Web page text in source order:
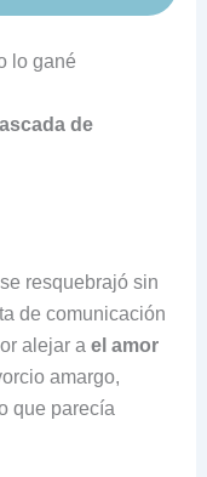
de
resquebrajó sin
de comunicación
alejar a el amor
amargo,
que parecía